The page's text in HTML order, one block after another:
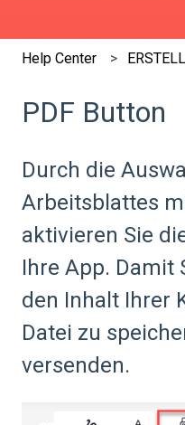
Help Center
PDF Button
Durch die
Arbeitsblattes
aktivieren Sie
Ihre App. Damit
den Inhalt Ihrer
Datei zu
versenden.